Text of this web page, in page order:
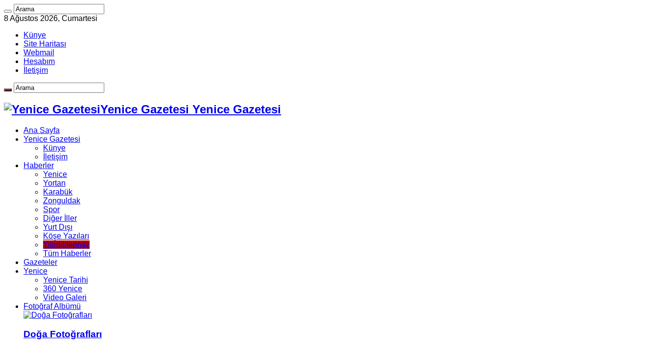
8 Ağustos 2026, Cumartesi
Künye
Site Haritası
Webmail
Hesabım
İletişim
Yenice Gazetesi Yenice Gazetesi
Ana Sayfa
Yenice Gazetesi
Künye
İletişim
Haberler
Yenice
Yortan
Karabük
Zonguldak
Spor
Diğer İller
Yurt Dışı
Köşe Yazıları
Yitirdiklerimiz
Tüm Haberler
Gazeteler
Yenice
Yenice Tarihi
360 Yenice
Video Galeri
Fotoğraf Albümü
Doğa Fotoğrafları